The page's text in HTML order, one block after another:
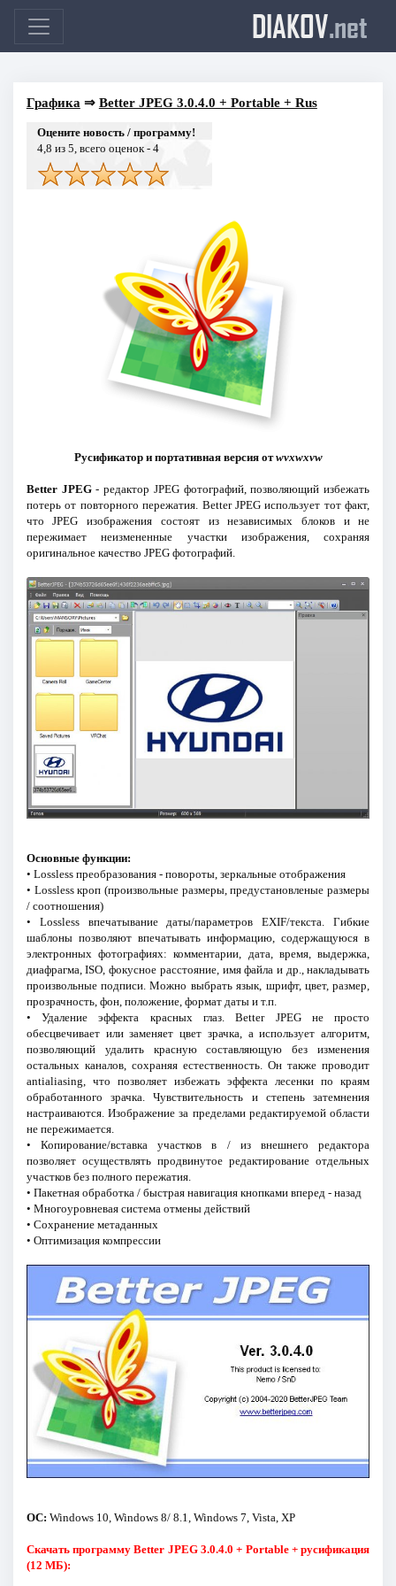
DIAKOV.net
Графика ⇒ Better JPEG 3.0.4.0 + Portable + Rus
Оцените новость / программу!
4,8 из 5, всего оценок - 4
Русификатор и портативная версия отwvxwxvw
Better JPEG- редактор JPEG фотографий, позволяющий избежать
потерь от повторного пережатия. Better JPEG использует тот факт,
что JPEG изображения состоят из независимых блоков и не
пережимает неизмененные участки изображения, сохраняя
оригинальное качество JPEG фотографий.
Основные функции:
• Lossless преобразования - повороты, зеркальные отображения
• Lossless кроп (произвольные размеры, предустановленые размеры
/ соотношения)
• Lossless впечатывание даты/параметров EXIF/текста. Гибкие
шаблоны позволяют впечатывать информацию, содержащуюся в
электронных фотографиях: комментарии, дата, время, выдержка,
диафрагма, ISO, фокусное расстояние, имя файла и др., накладывать
произвольные подписи. Можно выбрать язык, шрифт, цвет, размер,
прозрачность, фон, положение, формат даты и т.п.
• Удаление эффекта красных глаз. Better JPEG не просто
обесцвечивает или заменяет цвет зрачка, а использует алгоритм,
позволяющий удалить красную составляющую без изменения
остальных каналов, сохраняя естественность. Он также проводит
antialiasing, что позволяет избежать эффекта лесенки по краям
обработанного зрачка. Чувствительность и степень затемнения
настраиваются. Изображение за пределами редактируемой области
не пережимается.
• Копирование/вставка участков в / из внешнего редактора
позволяет осуществлять продвинутое редактирование отдельных
участков без полного пережатия.
• Пакетная обработка / быстрая навигация кнопками вперед - назад
• Многоуровневая система отмены действий
• Сохранение метаданных
• Оптимизация компрессии
ОС: Windows 10, Windows 8/ 8.1, Windows 7, Vista, XP
Скачать программу Better JPEG 3.0.4.0 + Portable + русификация
(12 МБ):